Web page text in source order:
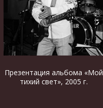
Презентация альбома «Мой
тихий свет», 2005 г.